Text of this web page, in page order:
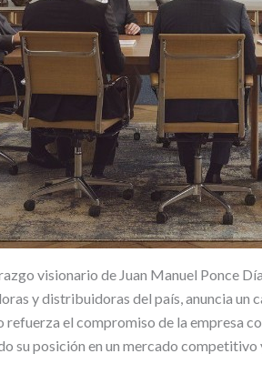
visionario de Juan Manuel Ponce
y distribuidoras del país, anuncia un
refuerza el compromiso de la empresa
su posición en un mercado competitivo